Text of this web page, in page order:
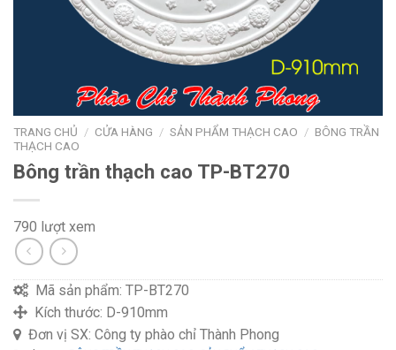
TRANG CHỦ / CỬA HÀNG / SẢN PHẨM THẠCH CAO / BÔNG TRẦN
THẠCH CAO
Bông trần thạch cao TP-BT270
790 lượt xem
Mã sản phẩm: TP-BT270
Kích thước: D-910mm
Đơn vị SX: Công ty phào chỉ Thành Phong